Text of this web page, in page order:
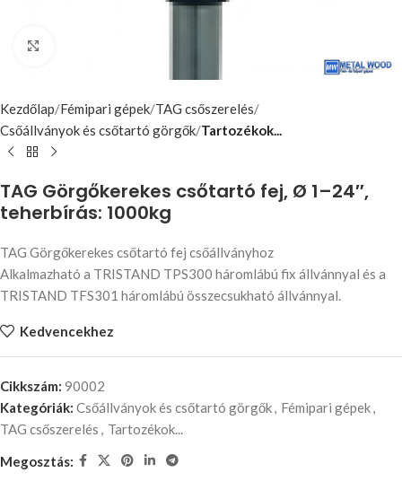
Kezdőlap Fémipari gépek TAG csőszerelés
Csőállványok és csőtartó görgők Tartozékok...
TAG Görgőkerekes csőtartó fej, Ø 1–24″,
teherbírás: 1000kg
TAG Görgőkerekes csőtartó fej csőállványhoz
Alkalmazható a TRISTAND TPS300 háromlábú fix állvánnyal és a
TRISTAND TFS301 háromlábú összecsukható állvánnyal.
Kedvencekhez
Cikkszám: 90002
Kategóriák: Csőállványok és csőtartó görgők, Fémipari gépek,
TAG csőszerelés , Tartozékok...
Megosztás: